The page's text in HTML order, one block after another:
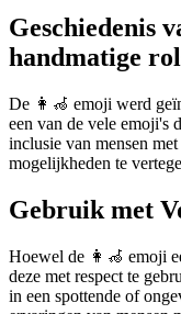
Geschiedenis
handmatige
De 👩‍🦽 emoji werd
een van de vele emoji's
inclusie van mensen
mogelijkheden te
Gebruik met
Hoewel de 👩‍🦽 emoji
deze met respect te
in een spottende of